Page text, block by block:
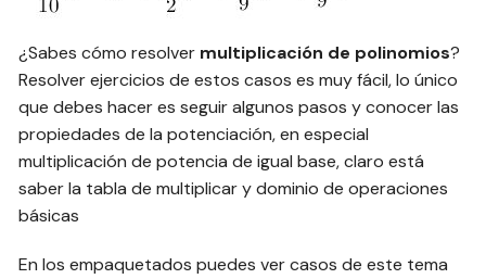
¿Sabes cómo resolver multiplicación de polinomios?
Resolver ejercicios de estos casos es muy fácil, lo único
que debes hacer es seguir algunos pasos y conocer las
propiedades de la potenciación, en especial
multiplicación de potencia de igual base, claro está
saber la tabla de multiplicar y dominio de operaciones
básicas
En los empaquetados puedes ver casos de este tema